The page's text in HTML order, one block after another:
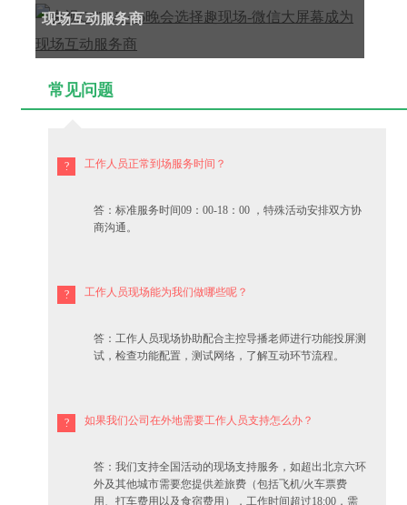
现场互动服务商
常见问题
工作人员正常到场服务时间？
答：标准服务时间09：00-18：00 ，特殊活动安排双方协
商沟通。
工作人员现场能为我们做哪些呢？
答：工作人员现场协助配合主控导播老师进行功能投屏测
试，检查功能配置，测试网络，了解互动环节流程。
如果我们公司在外地需要工作人员支持怎么办？
答：我们支持全国活动的现场支持服务，如超出北京六环
外及其他城市需要您提供差旅费（包括飞机/火车票费
用、打车费用以及食宿费用），工作时间超过18:00，需